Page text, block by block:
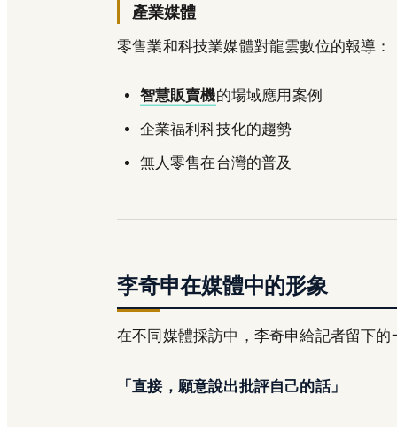
產業媒體
零售業和科技業媒體對龍雲數位的報導：
智慧販賣機的場域應用案例
企業福利科技化的趨勢
無人零售在台灣的普及
李奇申在媒體中的形象
在不同媒體採訪中，李奇申給記者留下的
「直接，願意說出批評自己的話」